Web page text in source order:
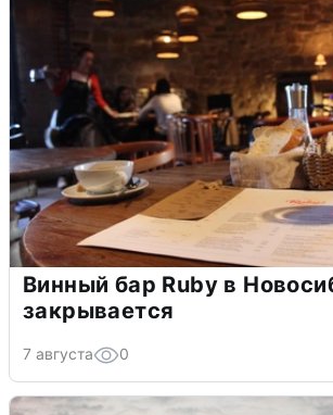
Винный бар Ruby в
закрывается
7 августа 0